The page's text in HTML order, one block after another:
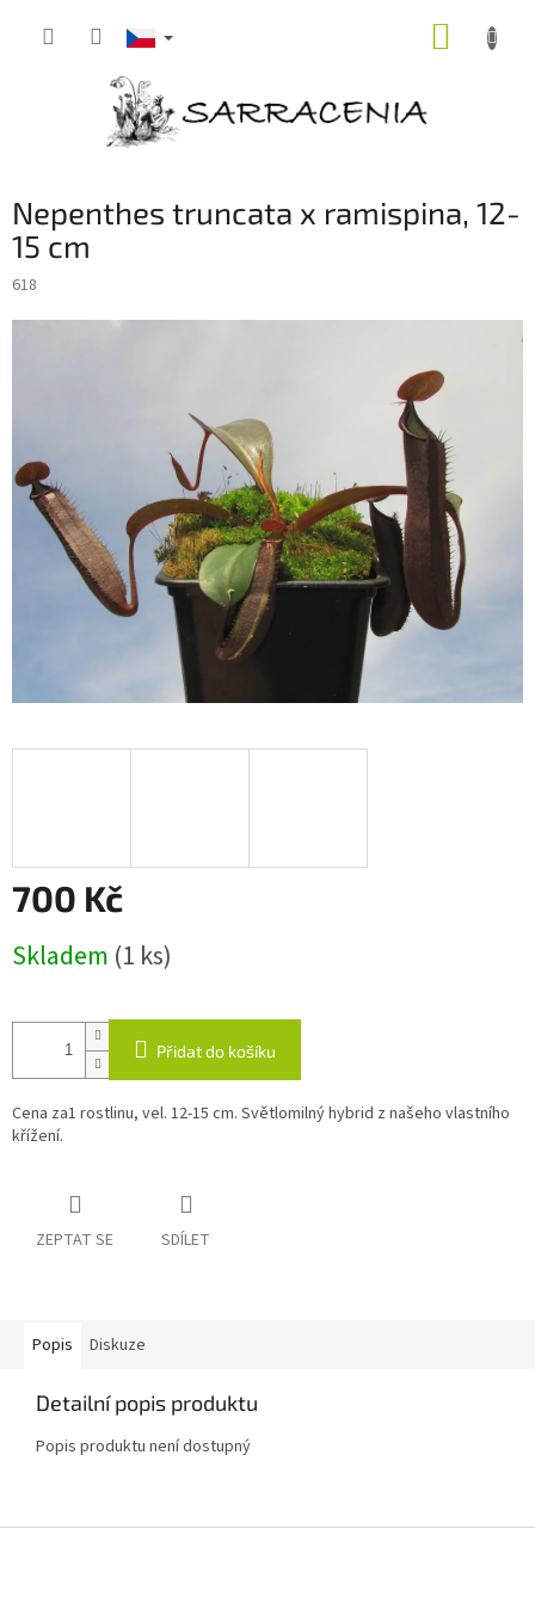
Nepenthes truncata x ramispina, 12-
15 cm
618
700 Kč
cena:
Skladem (1 ks)
Přidat do košíku
Cena za1 rostlinu, vel. 12-15 cm. Světlomilný hybrid z našeho vlastního
křížení.
ZEPTAT SE SDÍLET
Popis Diskuze
Detailní popis produktu
Popis produktu není dostupný